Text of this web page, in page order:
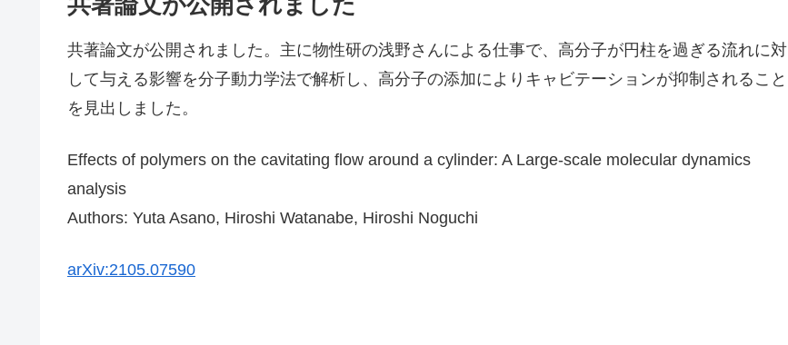
共著論文が公開されました。主に物性研の浅野さんによる仕事で、高分子が円柱を過ぎる流れに対
して与える影響を分子動力学法で解析し、高分子の添加によりキャビテーションが抑制されること
を見出しました。
Effects of polymers on the cavitating flow around a cylinder: A Large-scale molecular dynamics
analysis
Authors: Yuta Asano, Hiroshi Watanabe, Hiroshi Noguchi
arXiv:2105.07590